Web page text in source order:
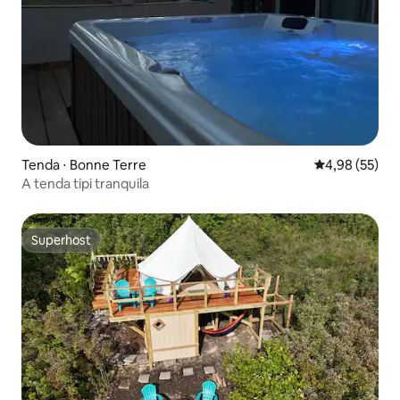
Tenda ⋅ Bonne Terre 4,98 de uma
4,98 (55)
A tenda tipi tranquila
Superhost
Superhost